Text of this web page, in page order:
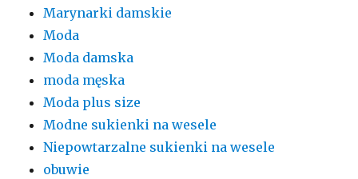
Marynarki damskie
Moda
Moda damska
moda męska
Moda plus size
Modne sukienki na wesele
Niepowtarzalne sukienki na wesele
obuwie